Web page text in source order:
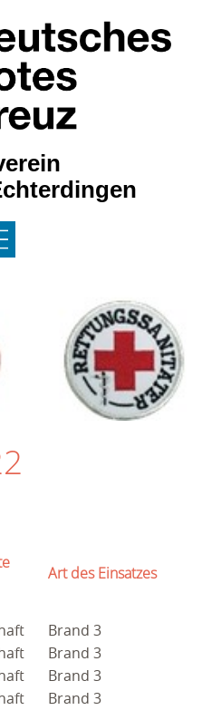
Art des Einsatzes
Brand 3
Brand 3
Brand 3
Brand 3